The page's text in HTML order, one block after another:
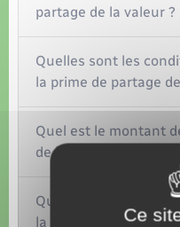
partage de la valeur ?
Quelles sont les
la prime de partage
Quel est le montant
de la valeur ?
Quelles sont les
la prime de partage
Ce